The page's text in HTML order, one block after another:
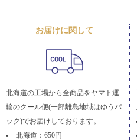
お届けに関して
北海道の工場から全商品をヤマト運
輸のクール便(一部離島地域はゆうパ
ック)でお届けしております。
北海道：650円